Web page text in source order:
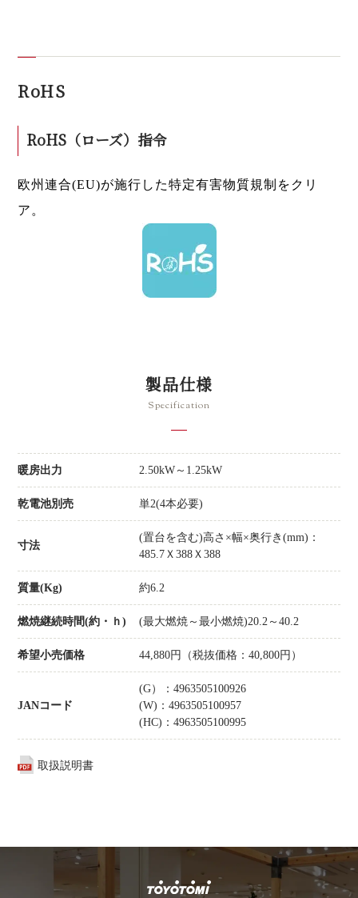
RoHS
RoHS（ローズ）指令
欧州連合(EU)が施行した特定有害物質規制をクリ
ア。
製品仕様
Specification
暖房出力 2.50kW～1.25kW
乾電池別売 単2(4本必要)
寸法
(置台を含む)高さ×幅×奥行き(mm)：
485.7Ｘ388Ｘ388
質量(Kg) 約6.2
燃焼継続時間(約・ｈ) (最大燃焼～最小燃焼)20.2～40.2
希望小売価格 44,880円（税抜価格：40,800円）
JANコード
(G）：4963505100926
(W)：4963505100957
(HC)：4963505100995
取扱説明書